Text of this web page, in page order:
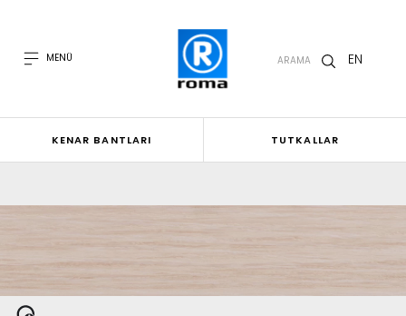
MENÜ ARAMA EN
KENAR BANTLARI TUTKALLAR